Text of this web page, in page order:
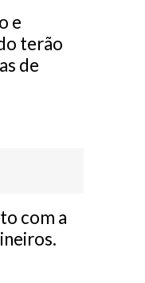
e
terão
de
com a